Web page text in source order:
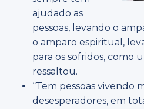
ajudado as
pessoas, levando o
o amparo espiritual,
para os sofridos, como
ressaltou.
“Tem pessoas vivendo
desesperadores, em